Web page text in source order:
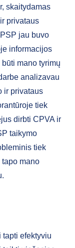
skaitydamas
privataus
jau buvo
informacijos
mano tyrimų
analizavau
ir privataus
tiek
dirbti CPVA ir
taikymo
tiek
mano
tapti efektyviu